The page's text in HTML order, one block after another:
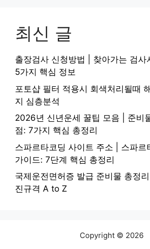
최신 글
출장검사 신청방법 | 찾아가는 검사
5가지 핵심 정보
포토샵 필터 적용시 회색처리될때
지 심층분석
2026년 신년운세 꿀팁 모음 | 준비
점: 7가지 핵심 총정리
스파르타코딩 사이트 주소 | 스파르
가이드: 7단계 핵심 총정리
국제운전면허증 발급 준비물 총정
진규격 A to Z
Copyright © 2026